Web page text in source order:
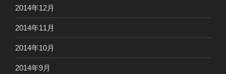
2014年12月
2014年11月
2014年10月
2014年9月